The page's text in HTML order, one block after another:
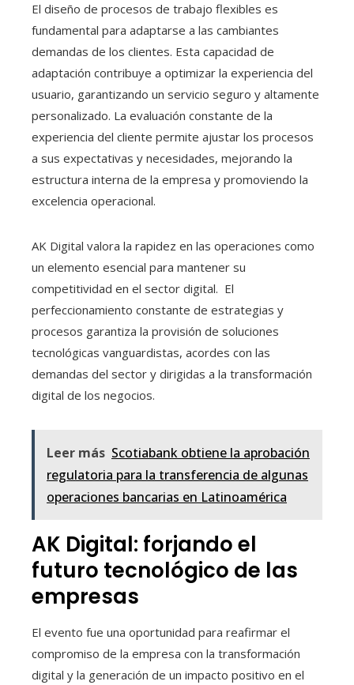
El diseño de procesos de trabajo flexibles es
fundamental para adaptarse a las cambiantes
demandas de los clientes. Esta capacidad de
adaptación contribuye a optimizar la experiencia del
usuario, garantizando un servicio seguro y altamente
personalizado. La evaluación constante de la
experiencia del cliente permite ajustar los procesos
a sus expectativas y necesidades, mejorando la
estructura interna de la empresa y promoviendo la
excelencia operacional.
AK Digital valora la rapidez en las operaciones como
un elemento esencial para mantener su
competitividad en el sector digital. El
perfeccionamiento constante de estrategias y
procesos garantiza la provisión de soluciones
tecnológicas vanguardistas, acordes con las
demandas del sector y dirigidas a la transformación
digital de los negocios.
Leer más Scotiabank obtiene la aprobación
regulatoria para la transferencia de algunas
operaciones bancarias en Latinoamérica
AK Digital: forjando el
futuro tecnológico de las
empresas
El evento fue una oportunidad para reafirmar el
compromiso de la empresa con la transformación
digital y la generación de un impacto positivo en el